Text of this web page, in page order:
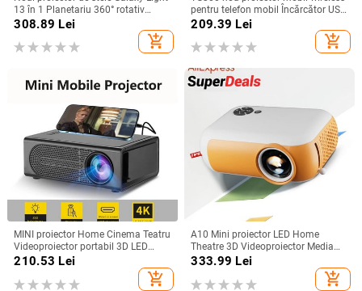
13 în 1 Planetariu 360° rotativ
Aurora Lampă de noapte pentru
dormitor Cer înstelat Copii Cadou
pentru adulți
308.89 Lei
add_shopping_cart
pentru telefon mobil Încărcător USB
putere acasă dormitor portabil
home theater, utilizare în aer liber, în
interior
209.39 Lei
add_shopping_cart
MINI proiector Home Cinema Teatru
Videoproiector portabil 3D LED
Videoproiector pentru jocuri Laser
Beamer 4K 1080P Via HD Port
Smart TV BOX
210.53 Lei
add_shopping_cart
A10 Mini proiector LED Home
Theatre 3D Videoproiector Media
Player Copii Cinema Cadou
Compatibil USB Smart TV BOX
1080P Film HD
333.99 Lei
add_shopping_cart